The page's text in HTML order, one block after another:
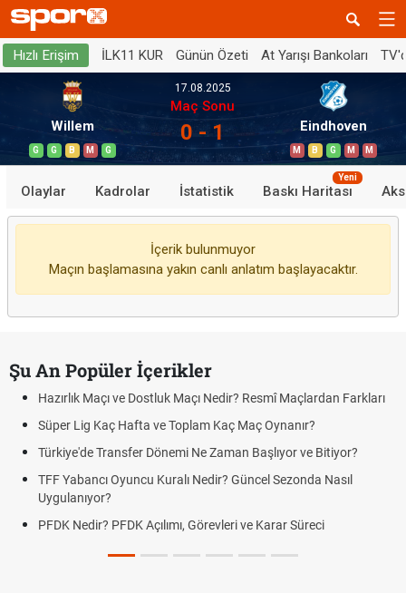
Hızlı Erişim İLK11 KUR Günün Özeti At Yarışı Bankoları
Willem
G G B M G
17.08.2025
Maç Sonu
0 - 1 Eindhoven
M B G M M
Olaylar Kadrolar İstatistik Baskı Haritası
Yeni
İçerik bulunmuyor
Maçın başlamasına yakın canlı anlatım başlayacaktır.
Şu An Popüler İçerikler
Hazırlık Maçı ve Dostluk Maçı Nedir? Resmî Maçlardan Farkları
Süper Lig Kaç Hafta ve Toplam Kaç Maç Oynanır?
Türkiye'de Transfer Dönemi Ne Zaman Başlıyor ve Bitiyor?
TFF Yabancı Oyuncu Kuralı Nedir? Güncel Sezonda Nasıl
Uygulanıyor?
PFDK Nedir? PFDK Açılımı, Görevleri ve Karar Süreci